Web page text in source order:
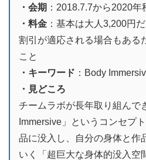
・会期 ：2018.7.7から2020
・料金 ：基本は大人3,200円
割引が適応される場合もある
こと
・キーワード ：Body
・見どころ
チームラボが長年取り組んで
Immersive」というコンセプ
品に没入し、自分の身体と作
いく「超巨大な身体的没入空